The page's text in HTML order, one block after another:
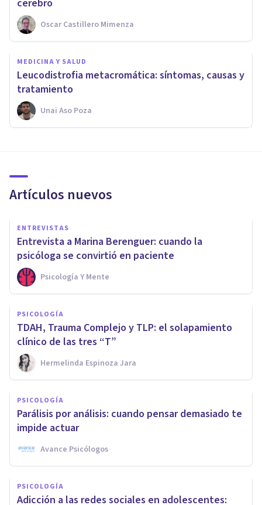
cerebro
Oscar Castillero Mimenza
MEDICINA Y SALUD
Leucodistrofia metacromática: síntomas, causas y
tratamiento
Unai Aso Poza
Artículos nuevos
ENTREVISTAS
Entrevista a Marina Berenguer: cuando la
psicóloga se convirtió en paciente
Psicología Y Mente
PSICOLOGÍA
TDAH, Trauma Complejo y TLP: el solapamiento
clínico de las tres “T”
Hermelinda Espinoza Jara
PSICOLOGÍA
Parálisis por análisis: cuando pensar demasiado te
impide actuar
Avance Psicólogos
PSICOLOGÍA
Adicción a las redes sociales en adolescentes: